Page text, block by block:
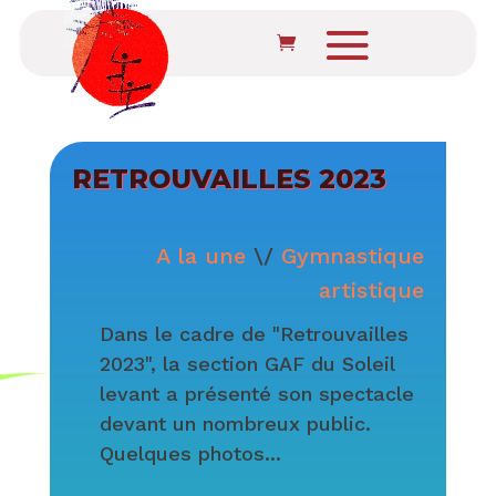
RETROUVAILLES 2023
A la une \/ Gymnastique
artistique
Dans le cadre de "Retrouvailles
2023", la section GAF du Soleil
levant a présenté son spectacle
devant un nombreux public.
Quelques photos...